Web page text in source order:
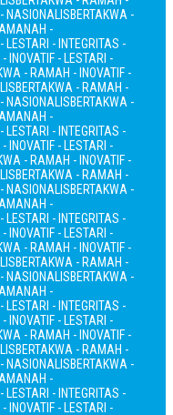
NASIONALISBERTAKWA -
-
LESTARI - INTEGRITAS -
INOVATIF - LESTARI -
- RAMAH - INOVATIF -
BERTAKWA - RAMAH -
NASIONALISBERTAKWA -
-
LESTARI - INTEGRITAS -
INOVATIF - LESTARI -
- RAMAH - INOVATIF -
BERTAKWA - RAMAH -
NASIONALISBERTAKWA -
-
LESTARI - INTEGRITAS -
INOVATIF - LESTARI -
- RAMAH - INOVATIF -
BERTAKWA - RAMAH -
NASIONALISBERTAKWA -
-
LESTARI - INTEGRITAS -
INOVATIF - LESTARI -
- RAMAH - INOVATIF -
BERTAKWA - RAMAH -
NASIONALISBERTAKWA -
-
LESTARI - INTEGRITAS -
INOVATIF - LESTARI -